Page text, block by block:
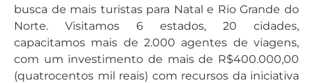
busca de mais turistas para Natal e Rio Grande do
Norte. Visitamos 6 estados, 20 cidades,
capacitamos mais de 2.000 agentes de viagens,
com um investimento de mais de R$400.000,00
(quatrocentos mil reais) com recursos da iniciativa